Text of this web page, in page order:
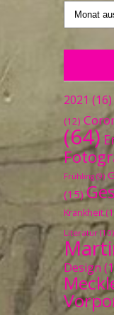
2021 (16)
(12)
(64)
Frühling (9)
(15)
Krankheit
Literatur (10)
Design